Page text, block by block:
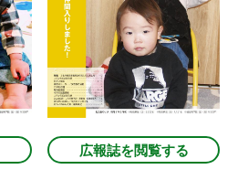
広報誌を閲覧する